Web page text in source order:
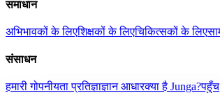
समाधान
अभिभावकों के लिएशिक्षकों के लिएचिकित्सकों के लिए
संसाधन
हमारी गोपनीयता प्रतिज्ञाज्ञान आधारक्या है Junga?पहुँच